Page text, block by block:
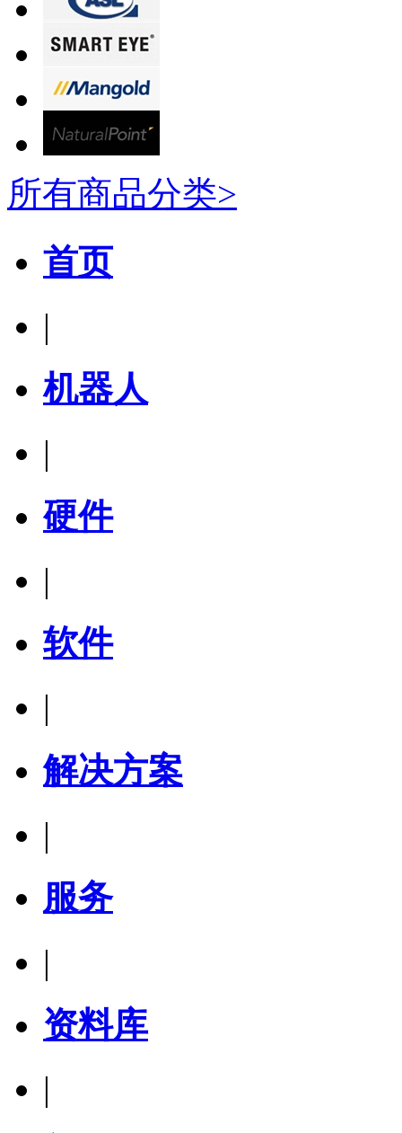
所有商品分类>
首页
|
机器人
|
硬件
|
软件
|
解决方案
|
服务
|
资料库
|